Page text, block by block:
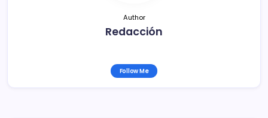
Author
Redacción
Follow Me